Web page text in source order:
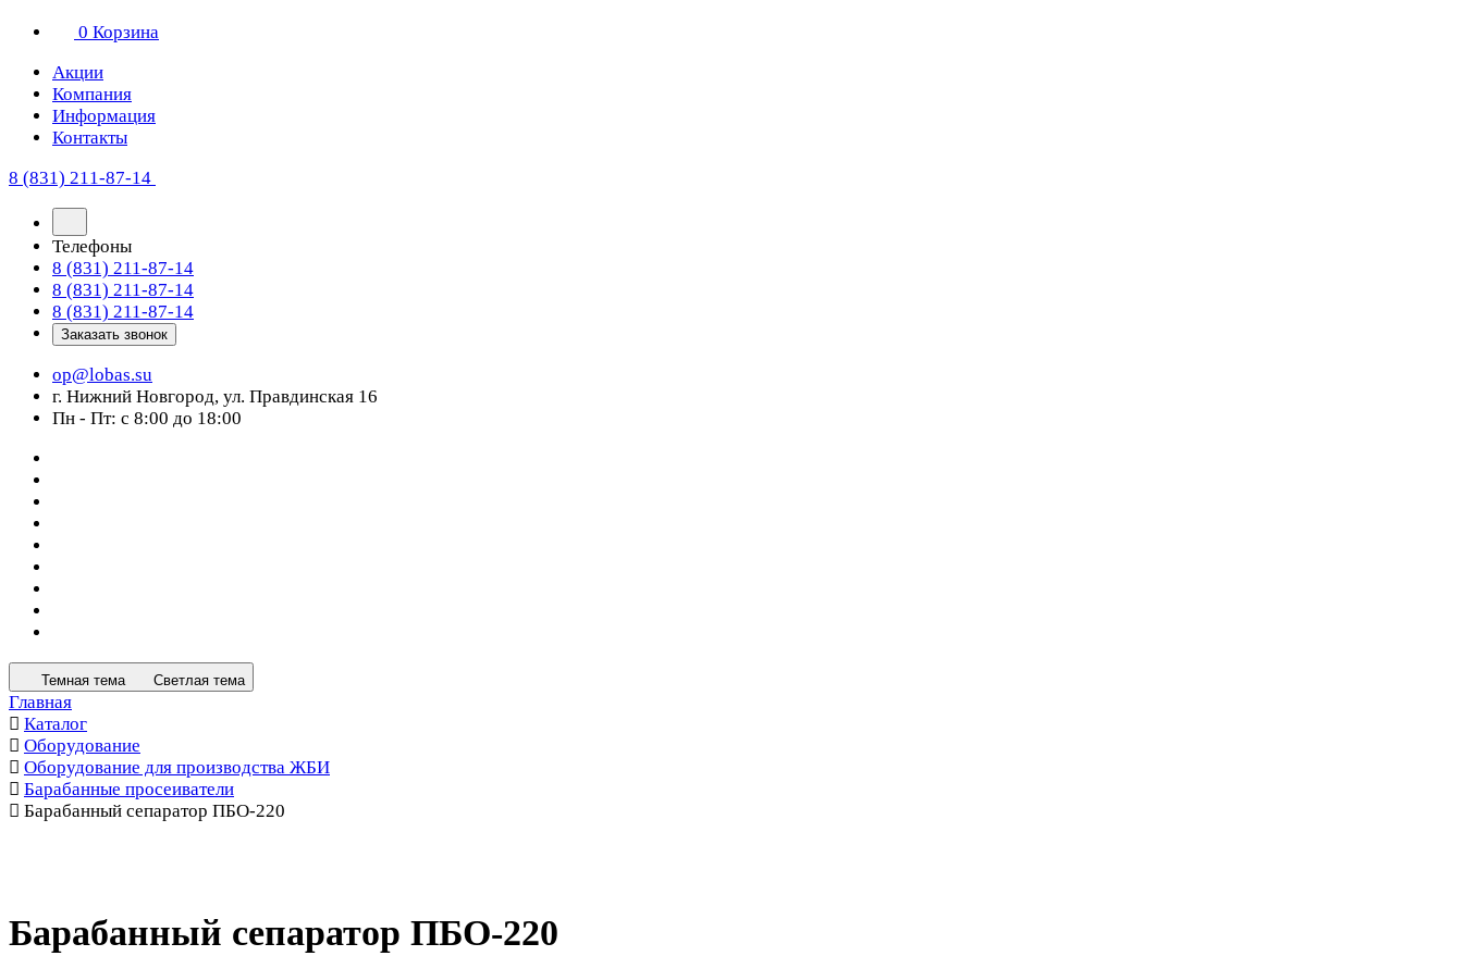
0 Корзина
Акции
Компания
Информация
Контакты
8 (831) 211-87-14
Телефоны
8 (831) 211-87-14
8 (831) 211-87-14
8 (831) 211-87-14
Заказать звонок
op@lobas.su
г. Нижний Новгород, ул. Правдинская 16
Пн - Пт: с 8:00 до 18:00
Темная тема Светлая тема
Главная
Каталог
Оборудование
Оборудование для производства ЖБИ
Барабанные просеиватели
Барабанный сепаратор ПБО-220
Барабанный сепаратор ПБО-220